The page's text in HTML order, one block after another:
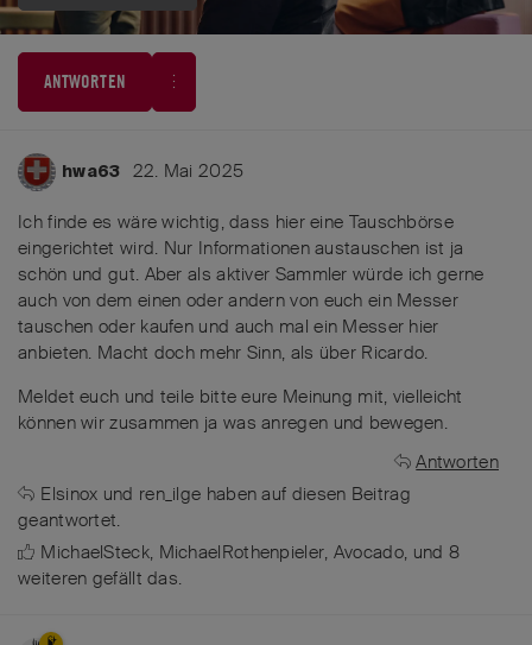
ANTWORTEN
hwa63 22. Mai 2025
Ich finde es wäre wichtig, dass hier eine Tauschbörse
eingerichtet wird. Nur Informationen austauschen ist ja
schön und gut. Aber als aktiver Sammler würde ich gerne
auch von dem einen oder andern von euch ein Messer
tauschen oder kaufen und auch mal ein Messer hier
anbieten. Macht doch mehr Sinn, als über Ricardo.
Meldet euch und teile bitte eure Meinung mit, vielleicht
können wir zusammen ja was anregen und bewegen.
Antworten
Elsinox und ren_ilge haben auf diesen Beitrag
geantwortet.
MichaelSteck, MichaelRothenpieler, Avocado, und 8
weiteren gefällt das.